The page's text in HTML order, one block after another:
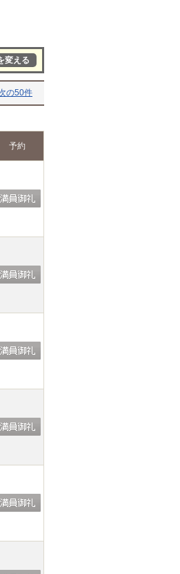
変える
の50件
予約